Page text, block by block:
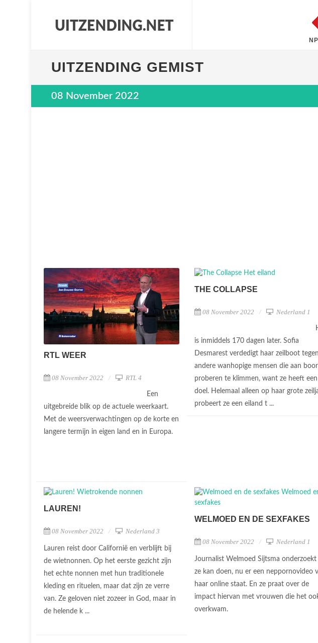
UITZENDING GEMIST
08 November 2022
RTL WEER
08 November 2022 RTL 4
Een
uitgebreide blik op de actuele weerkaart.
Met de weersverwachtingen op de korte en
langere termijn in eigen land en in Europa.
THE COLLAPSE
08 November 2022 Nederland 1
is inmiddels 170 dagen later. Sofia
Desmarest verdedigt haar zeilboot tegen
andere wanhopige mensen die aan
proberen te klimmen, want ze heeft een
doel. Helemaal alleen op haar grote
probeert ze een eiland t ...
LAUREN!
08 November 2022 Nederland 3
Lauren reist door Californië en verblijft bij
de wietnonnen. Op het eerste gezicht zijn
het echte nonnen met hun traditionele
kleding en rituelen, maar dat zijn ze verre
van. Ze geloven niet zozeer in God, maar in
de helende k ...
WELMOED EN DE SEXFAKES
08 November 2022 Nederland 1
Journalist Welmoed Sijtsma
ze kan doen, nu er een neppornovideo
haar online staat. En ze praat over de
impact hiervan met vrouwen die het
overkwam.